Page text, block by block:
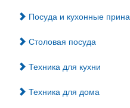
Посуда и кухонные
Столовая посуда
Техника для кухни
Техника для дома